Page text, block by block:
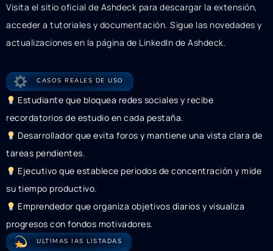
CASOS REALES DE USO
Estudiante que bloquea redes sociales y recibe
recordatorios de estudio en cada pestaña.
Desarrollador que evita foros y mantiene una vista clara de
tareas pendientes.
Ejecutivo que establece periodos de concentración y mide
su tiempo productivo.
Emprendedor que organiza objetivos diarios y visualiza
progresos con fondos motivadores.
ULTIMAS IAS LISTADAS
Visita el sitio oficial de Ashdeck para descargar la extensión,
acceder a tutoriales y documentación. Sigue las novedades y
actualizaciones en la página de LinkedIn de Ashdeck.